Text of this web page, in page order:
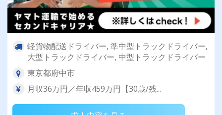
軽貨物配送ドライバー, 準中型トラックドライバー,
大型トラックドライバー, 中型トラックドライバー
東京都府中市
月収36万円／年収459万円【30歳/残...